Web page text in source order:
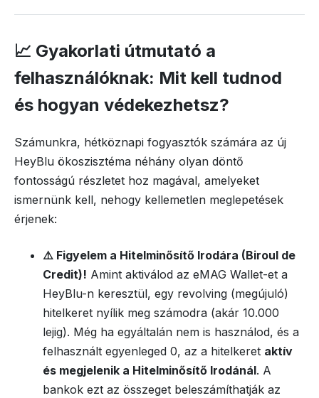
📈 Gyakorlati útmutató a
felhasználóknak: Mit kell tudnod
és hogyan védekezhetsz?
Számunkra, hétköznapi fogyasztók számára az új
HeyBlu ökoszisztéma néhány olyan döntő
fontosságú részletet hoz magával, amelyeket
ismernünk kell, nehogy kellemetlen meglepetések
érjenek:
⚠️ Figyelem a Hitelminősítő Irodára (Biroul de
Credit)! Amint aktiválod az eMAG Wallet-et a
HeyBlu-n keresztül, egy revolving (megújuló)
hitelkeret nyílik meg számodra (akár 10.000
lejig). Még ha egyáltalán nem is használod, és a
felhasznált egyenleged 0, az a hitelkeret aktív
és megjelenik a Hitelminősítő Irodánál. A
bankok ezt az összeget beleszámíthatják az